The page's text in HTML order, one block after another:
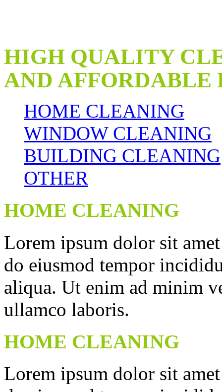
HIGH QUALITY
AND AFFORDABLE
HOME CLEANING
WINDOW CLEANING
BUILDING CLEANING
OTHER
HOME CLEANING
Lorem ipsum dolor sit
do eiusmod tempor
aliqua. Ut enim ad minim
ullamco laboris.
HOME CLEANING
Lorem ipsum dolor sit